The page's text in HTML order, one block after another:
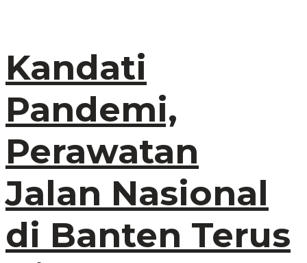
Kandati
Pandemi,
Perawatan
Jalan Nasional
di Banten Terus